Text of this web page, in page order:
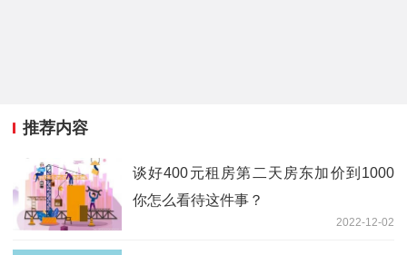
推荐内容
谈好400元租房第二天房东加价到1000
你怎么看待这件事？
2022-12-02